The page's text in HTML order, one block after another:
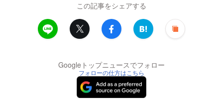
この記事をシェアする
Googleトップニュースでフォロー
フォローの仕方はこちら